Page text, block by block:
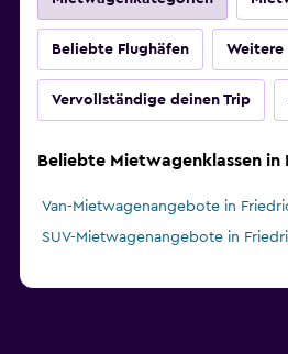
Beliebte Flughäfen Weitere
Vervollständige deinen Trip
Beliebte Mietwagenklassen in
Van-Mietwagenangebote in
SUV-Mietwagenangebote in